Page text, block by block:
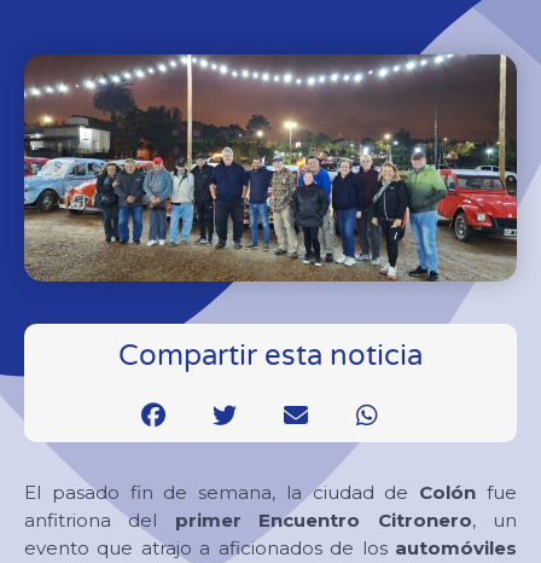
Compartir esta noticia
El pasado fin de semana, la ciudad de Colónfue
anfitriona del primer Encuentro Citronero, un
evento que atrajo a aficionados de los automóviles